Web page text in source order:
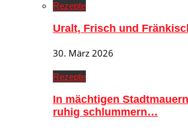
Rezepte
Uralt, Frisch und
30. März 2026
Rezepte
In mächtigen
ruhig schlummern…